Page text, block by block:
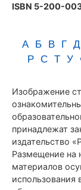
ISBN 5-200-
А Б В Г Д
Р С Т У
Изображение
принадлежат
издательство
Размещение на
материалов
использования